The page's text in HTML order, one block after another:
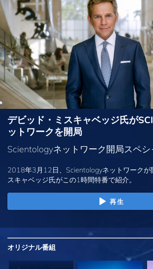
デビッド・ミスキャベッジ氏が
ットワークを開局
Scientologyネットワーク開局スペシ
2018年3月12日、Scientologyネットワークが
スキャベッジ氏がこの1時間特番で紹介。
再生
オリジナル番組